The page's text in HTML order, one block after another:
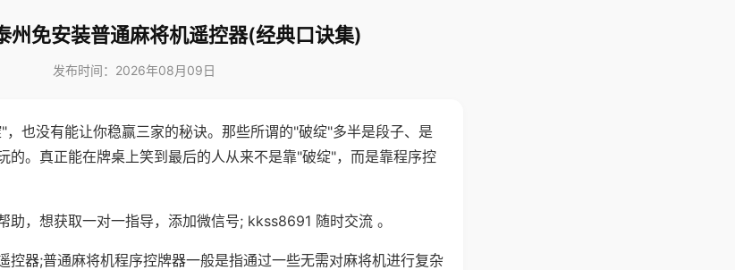
州免安装普通麻将机遥控器(经典口诀集)
发布时间：2026年08月09日
，也没有能让你稳赢三家的秘诀。那些所谓的"破绽"多半是段子、是
的。真正能在牌桌上笑到最后的人从来不是靠"破绽"，而是靠程序控
助，想获取一对一指导，添加微信号; kkss8691 随时交流 。
控器;普通麻将机程序控牌器一般是指通过一些无需对麻将机进行复杂